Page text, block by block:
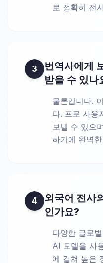
로 정확히 전
3
번역사에게
받을 수 있나
물론입니다.
다. 프로 사용
보낼 수 있으
하기에 완벽
4
외국어 전사
인가요?
다양한 글로
AI 모델을 사
에 걸쳐 높은